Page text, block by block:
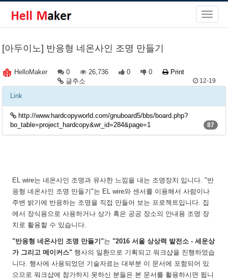
[아두이노] 반응형 네온사인 조명 만들기
HelloMaker 0 26,736 0 0
Print
글주소
12-19
Link
http://www.hardcopyworld.com/gnuboard5/bbs/board.php?
bo_table=project_hardcopy&wr_id=284&page=1
87
EL wire는 네온사인 조명과 유사한 느낌을 내는 조명장치 입니다. "반
응형 네온사인 조명 만들기"는 EL wire와 센서를 이용해서 사람이나
주변 밝기에 반응하는 조명을 직접 만들어 보는 프로젝트입니다. 집
에서 장식용으로 사용하거나 상가 혹은 공공 장소의 안내용 조명 장
치로 활용할 수 있습니다.
"반응형 네온사인 조명 만들기"는"2016 서울 상상력 발전소 - 세운상
가 그리고 메이커스" 행사의 일환으로 기획되고 워크샵을 진행하였습
니다. 행사에 사용되었던 기술자료는 대부분 이 문서에 포함되어 있
으므로 워크샵에 참가하지 못하신 분들은 본 문서를 활용하시면 됩니